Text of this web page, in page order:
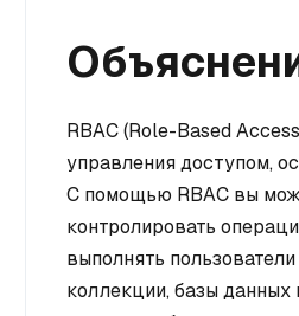
RBAC (Role-Based
управления доступом,
С помощью RBAC вы
контролировать
выполнять
коллекции, базы данных